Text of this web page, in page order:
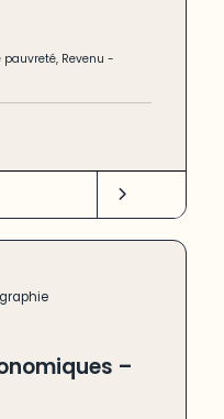
pauvreté, Revenu -
–